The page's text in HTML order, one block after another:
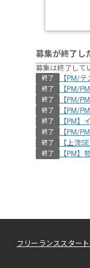
募集が終了し
募集は終了して
終了 【PM/
終了 【PM/
終了 【PM/
終了 【PM/
終了 【PM】
終了 【PM/
終了 【上流
終了 【PM】
フリーランススター